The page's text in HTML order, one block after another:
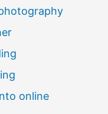
online